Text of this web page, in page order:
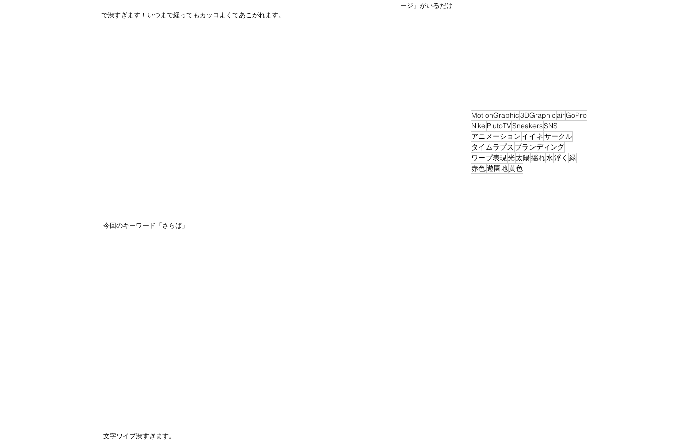
ージ」がいるだけ
で渋すぎます！いつまで経ってもカッコよくてあこがれます。
今回のキーワード「さらば」
文字ワイプ渋すぎます。
MotionGraphic3DGraphicairGoPro
Nike PlutoTVSneakersSNS
アニメーション イイネサークル
タイムラプス ブランディング
ワープ表現光太陽揺れ水浮く 緑
赤色遊園地黄色